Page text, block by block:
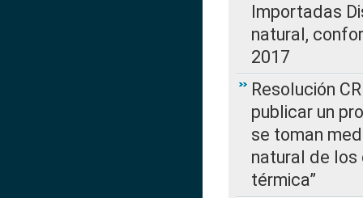
Importadas
natural,
2017
Resolución
publicar un
se toman
natural de los
térmica”